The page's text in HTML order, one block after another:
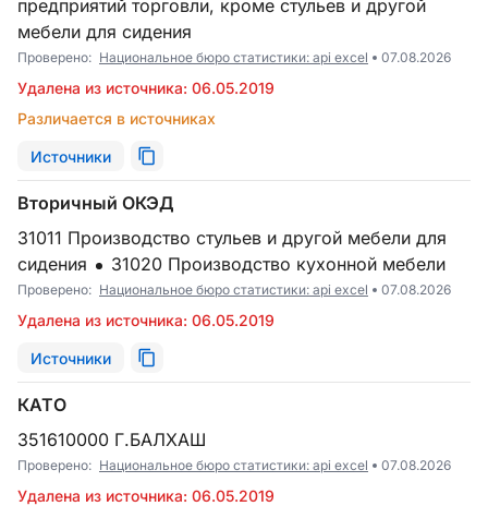
предприятий торговли, кроме стульев и другой
мебели для сидения
Проверено: Национальное бюро статистики: api excel 07.08.2026
Удалена из источника: 06.05.2019
Различается в источниках
Источники
Вторичный ОКЭД
31011 Производство стульев и другой мебели для
сидения
31020 Производство кухонной мебели
Проверено: Национальное бюро статистики: api excel 07.08.2026
Удалена из источника: 06.05.2019
Источники
КАТО
351610000 Г.БАЛХАШ
Проверено: Национальное бюро статистики: api excel 07.08.2026
Удалена из источника: 06.05.2019